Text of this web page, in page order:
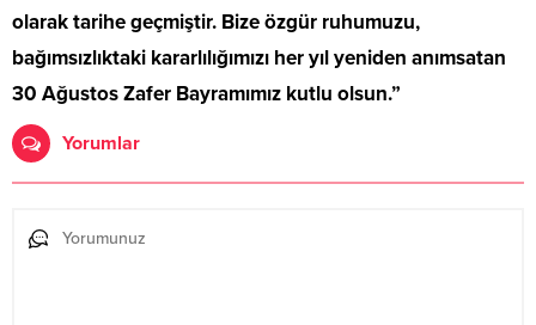
olarak tarihe geçmiştir. Bize özgür ruhumuzu,
bağımsızlıktaki kararlılığımızı her yıl yeniden anımsatan
30 Ağustos Zafer Bayramımız kutlu olsun.”
Yorumlar